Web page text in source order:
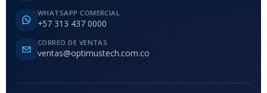
WHATSAPP COMERCIAL
+57 313 437 0000
CORREO DE VENTAS
ventas@optimustech.com.co